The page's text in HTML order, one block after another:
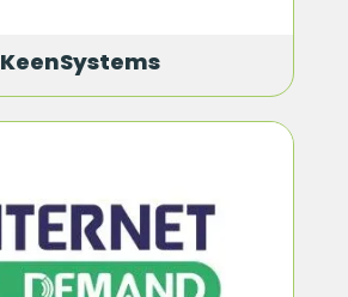
KeenSystems